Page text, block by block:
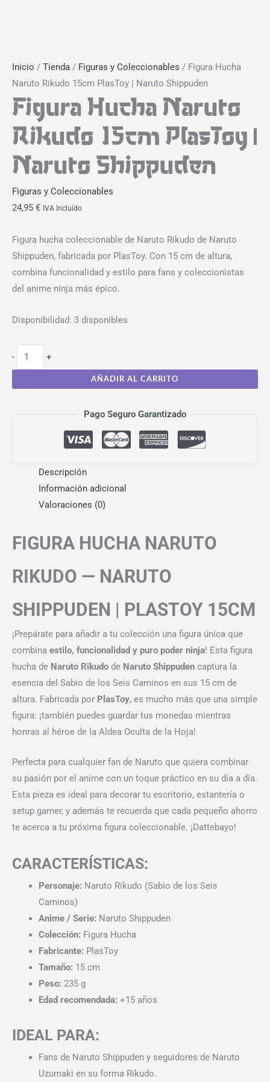
Inicio / Tienda / Figuras y Coleccionables / Figura Hucha
Naruto Rikudo 15cm PlasToy | Naruto Shippuden
Figura Hucha Naruto
Rikudo 15cm PlasToy |
Naruto Shippuden
Figuras y Coleccionables
24,95 € IVA Incluído
Figura hucha coleccionable de Naruto Rikudo de Naruto
Shippuden, fabricada por PlasToy. Con 15 cm de altura,
combina funcionalidad y estilo para fans y coleccionistas
del anime ninja más épico.
Disponibilidad: 3 disponibles
- +
AÑADIR AL CARRITO
Pago Seguro Garantizado
Descripción
Información adicional
Valoraciones (0)
FIGURA HUCHA NARUTO
RIKUDO — NARUTO
SHIPPUDEN | PLASTOY 15CM
¡Prepárate para añadir a tu colección una figura única que
combina estilo, funcionalidad y puro poder ninja! Esta figura
hucha de Naruto Rikudo de Naruto Shippuden captura la
esencia del Sabio de los Seis Caminos en sus 15 cm de
altura. Fabricada por PlasToy, es mucho más que una simple
figura: ¡también puedes guardar tus monedas mientras
honras al héroe de la Aldea Oculta de la Hoja!
Perfecta para cualquier fan de Naruto que quiera combinar
su pasión por el anime con un toque práctico en su día a día.
Esta pieza es ideal para decorar tu escritorio, estantería o
setup gamer, y además te recuerda que cada pequeño ahorro
te acerca a tu próxima figura coleccionable. ¡Dattebayo!
CARACTERÍSTICAS:
Personaje: Naruto Rikudo (Sabio de los Seis
Caminos)
Anime / Serie: Naruto Shippuden
Colección: Figura Hucha
Fabricante: PlasToy
Tamaño: 15 cm
Peso: 235 g
Edad recomendada: +15 años
IDEAL PARA:
Fans de Naruto Shippuden y seguidores de Naruto
Uzumaki en su forma Rikudo.